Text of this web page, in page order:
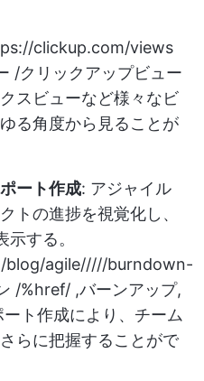
clickup.com/views
/クリックアップビュー
スビューなど様々なビ
る角度から見ることが
ート作成: アジャイル
トの進捗を視覚化し、
する。
agile/////burndown-
/%href/ ,バーンアップ,
ト作成により、チーム
らに把握することがで